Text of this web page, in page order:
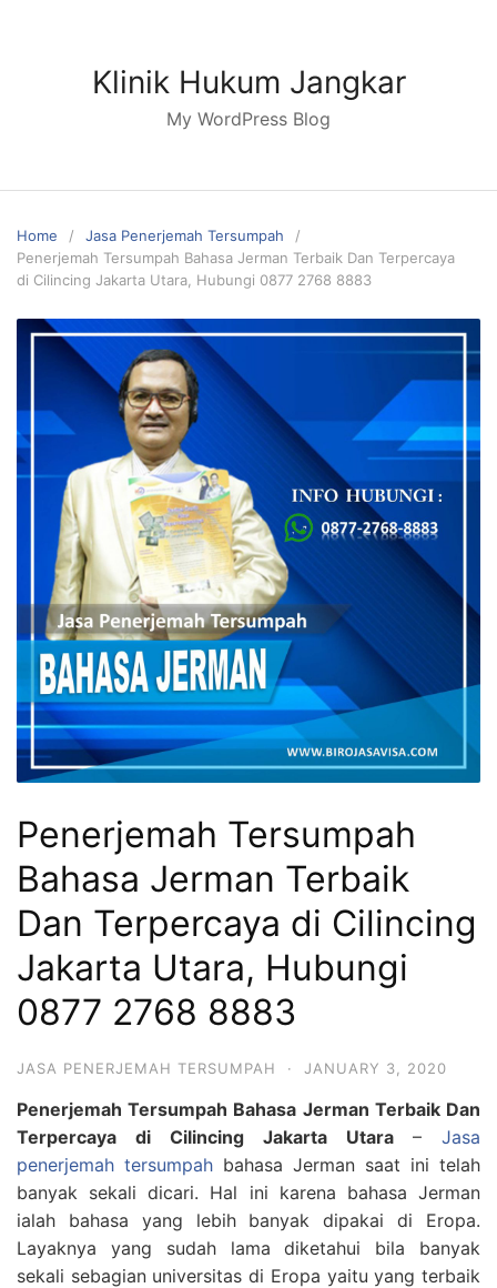
Klinik Hukum Jangkar
My WordPress Blog
Home
Jasa Penerjemah Tersumpah
Penerjemah Tersumpah Bahasa Jerman Terbaik Dan Terpercaya
di Cilincing Jakarta Utara, Hubungi 0877 2768 8883
Penerjemah Tersumpah
Bahasa Jerman Terbaik
Dan Terpercaya di Cilincing
Jakarta Utara, Hubungi
0877 2768 8883
JASA PENERJEMAH TERSUMPAH · JANUARY 3, 2020
Penerjemah Tersumpah Bahasa Jerman Terbaik Dan
Terpercaya di Cilincing Jakarta Utara – Jasa
penerjemah tersumpah bahasa Jerman saat ini telah
banyak sekali dicari. Hal ini karena bahasa Jerman
ialah bahasa yang lebih banyak dipakai di Eropa.
Layaknya yang sudah lama diketahui bila banyak
sekali sebagian universitas di Eropa yaitu yang terbaik